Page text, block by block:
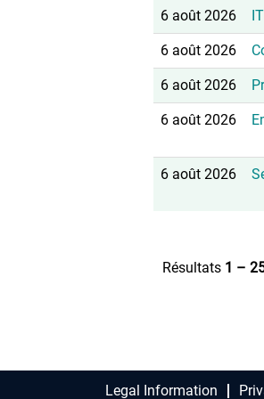
6 août 2026
6 août 2026
6 août 2026
6 août 2026
6 août 2026
Résultats 1 –
Legal Information